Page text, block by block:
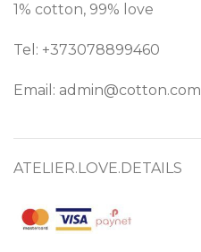
1% cotton, 99% love
Tel: +373078899460
Email: admin@cotton.com
ATELIER.LOVE.DETAILS